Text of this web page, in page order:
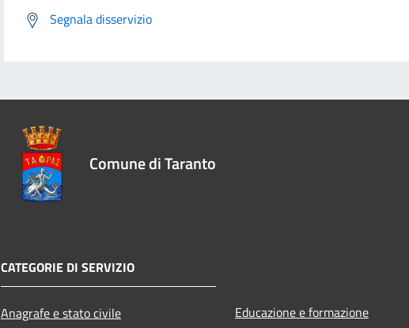
Segnala disservizio
Comune di Taranto
CATEGORIE DI SERVIZIO
Anagrafe e stato civile
Educazione e formazione